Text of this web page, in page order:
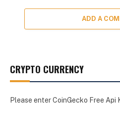
ADD A
CRYPTO CURRENCY
Please enter CoinGecko Free